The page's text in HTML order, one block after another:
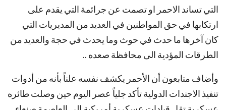
التي تساند الاحمر او تصمت عن جرائمة التي يقدم على
ارتكابها في حق المواطنين في العديد من المديريات التي
كان آخرها ما حدث في حوث وما يحدث في حجة والعديد من
الطرقات المؤدية الى محافظة صعده ..
وأضاف متابعون أن الأحمر يكشف نفسه علناً بأنه من أدوات
تنفيذ الاجندات الدولية تأكد جلياً عصر اليوم حين وصلت طائره